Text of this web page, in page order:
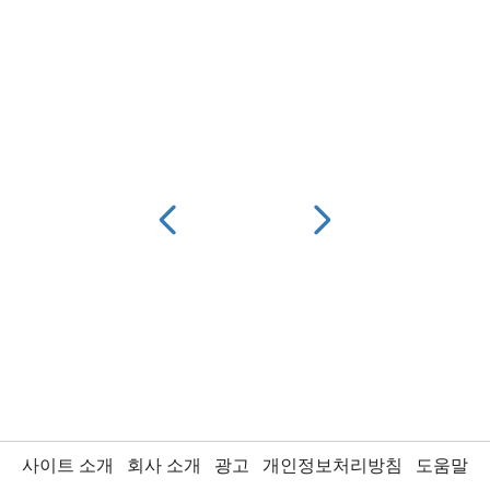
사이트 소개 회사 소개 광고 개인정보처리방침 도움말